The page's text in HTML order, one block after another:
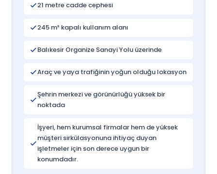
21 metre cadde cephesi
245 m² kapalı kullanım alanı
Balıkesir Organize Sanayi Yolu üzerinde
Araç ve yaya trafiğinin yoğun olduğu lokasyon
Şehrin merkezi ve görünürlüğü yüksek bir
noktada
İşyeri, hem kurumsal firmalar hem de yüksek
müşteri sirkülasyonuna ihtiyaç duyan
işletmeler için son derece uygun bir
konumdadır.